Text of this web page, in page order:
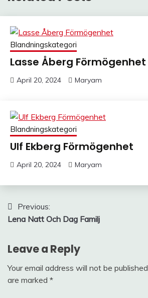
Blandningskategori
Lasse Åberg Förmögenhet
April 20, 2024 Maryam
Blandningskategori
Ulf Ekberg Förmögenhet
April 20, 2024 Maryam
Post
navigation
Previous:
Lena Natt Och Dag Familj
Leave a Reply
Your email address will not be published.
are marked *